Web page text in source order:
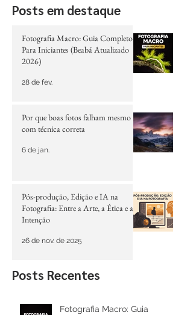
Posts em destaque
Fotografia Macro: Guia Completo
Para Iniciantes (Beabá Atualizado
2026)
28 de fev.
Por que boas fotos falham mesmo
com técnica correta
6 de jan.
Pós-produção, Edição e IA na
Fotografia: Entre a Arte, a Ética e a
Intenção
26 de nov. de 2025
Posts Recentes
Fotografia Macro: Guia